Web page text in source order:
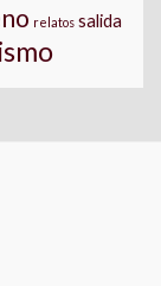
relatos salida